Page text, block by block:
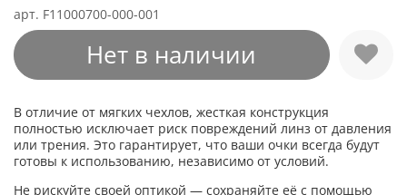
арт. F11000700-000-001
Нет в наличии
В отличие от мягких чехлов, жесткая конструкция
полностью исключает риск повреждений линз от давления
или трения. Это гарантирует, что ваши очки всегда будут
готовы к использованию, независимо от условий.
Не рискуйте своей оптикой — сохраняйте её с помощью